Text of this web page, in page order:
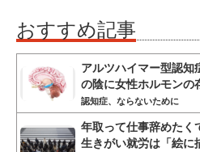
おすすめ記事
アルツハイマー型認
の陰に女性ホルモンの
認知症、ならないために
年取って仕事辞めたく
生きがい就労は「絵に